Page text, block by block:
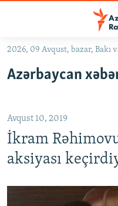
Əsas
qayıt
qayıt
Axtarışa
keç
#ƏSLINDƏ
QANUNI DOĞRU
2026, 09 Avqust, bazar, Bakı
Azərbaycan
Avqust 10, 2019
İkram
aksiyası